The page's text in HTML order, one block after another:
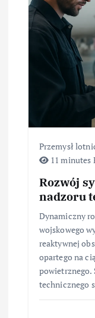
Przemysł
11 minutes
Rozwój
nadzoru
Dynamiczny
wojskowego
reaktywnej
opartego na
powietrznego.
technicznego